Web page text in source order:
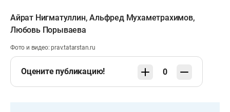
Айрат Нигматуллин,Альфред Мухаметрахимов,
Любовь Порываева
Фото и видео: prav.tatarstan.ru
Оцените публикацию! 0